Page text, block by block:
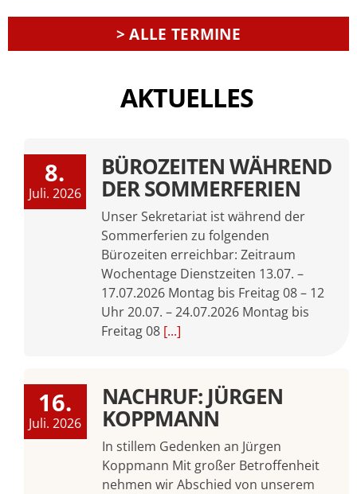
> ALLE TERMINE
AKTUELLES
8.
Juli. 2026
BÜROZEITEN WÄHREND
DER SOMMERFERIEN
Unser Sekretariat ist während der
Sommerferien zu folgenden
Bürozeiten erreichbar: Zeitraum
Wochentage Dienstzeiten 13.07. –
17.07.2026 Montag bis Freitag 08 – 12
Uhr 20.07. – 24.07.2026 Montag bis
Freitag 08[...]
16.
Juli. 2026
NACHRUF: JÜRGEN
KOPPMANN
In stillem Gedenken an Jürgen
Koppmann Mit großer Betroffenheit
nehmen wir Abschied von unserem